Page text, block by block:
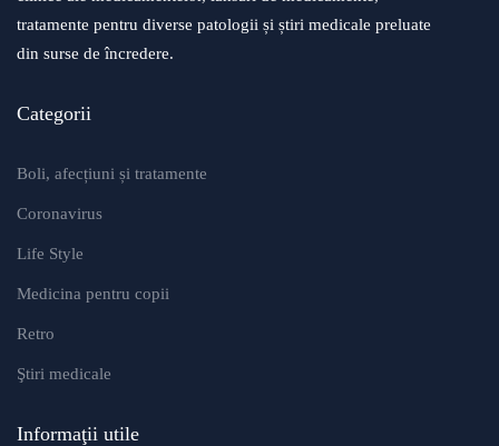
tratamente pentru diverse patologii și știri medicale preluate
din surse de încredere.
Categorii
Boli, afecțiuni și tratamente
Coronavirus
Life Style
Medicina pentru copii
Retro
Ştiri medicale
Informaţii utile